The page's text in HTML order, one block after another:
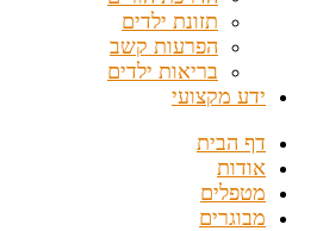
תזונת ילדים
הפרעות קשב
בריאות ילדים
ידע מקצועי
דף הבית
אודות
מטפלים
מבוגרים